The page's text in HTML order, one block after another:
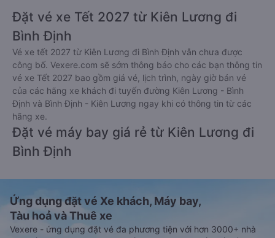
VN/booking/ticketinfo
Xem hướng dẫn chi tiết, minh họa bằng hình ảnh
Đặt vé xe Tết 2027 từ Kiên Lương đi
Bình Định
Vé xe tết 2027 từ Kiên Lương đi Bình Định vẫn chưa được
công bố. Vexere.com sẽ sớm thông báo cho các bạn thông tin
vé xe Tết 2027 bao gồm giá vé, lịch trình, ngày giờ bán vé
của các hãng xe khách đi tuyến đường Kiên Lương - Bình
Định và Bình Định - Kiên Lương ngay khi có thông tin từ các
Đặt vé máy bay giá rẻ từ Kiên Lương đi
Bình Định